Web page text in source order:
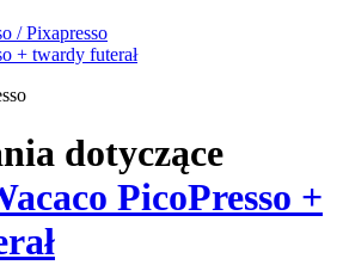
/ Pixapresso
+ twardy futerał
dotyczące
PicoPresso +